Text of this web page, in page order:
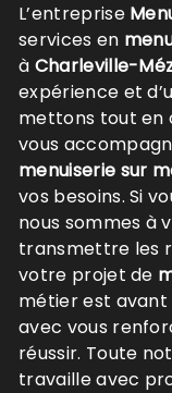
L’entreprise
services en
à Charleville-
expérience et
mettons tout en
vous
menuiserie sur
vos besoins. Si
nous sommes à
transmettre les
votre projet de
métier est
avec vous
réussir. Toute
travaille avec